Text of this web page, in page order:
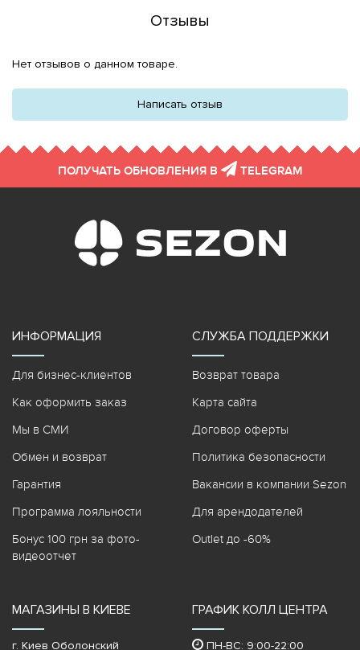
Отзывы
Нет отзывов о данном товаре.
Написать отзыв
ПОЛУЧАТЬ ОБНОВЛЕНИЯ В TELEGRAM
ИНФОРМАЦИЯ
Для бизнес-клиентов
Как оформить заказ
Мы в СМИ
Обмен и возврат
Гарантия
Программа лояльности
Бонус 100 грн за фото-
видеоотчет
СЛУЖБА ПОДДЕРЖКИ
Возврат товара
Карта сайта
Договор оферты
Политика безопасности
Вакансии в компании Sezon
Для арендодателей
Outlet до -60%
МАГАЗИНЫ В КИЕВЕ
г. Киев Оболонский
ГРАФИК КОЛЛ ЦЕНТРА
ПН-ВС: 9:00-22:00